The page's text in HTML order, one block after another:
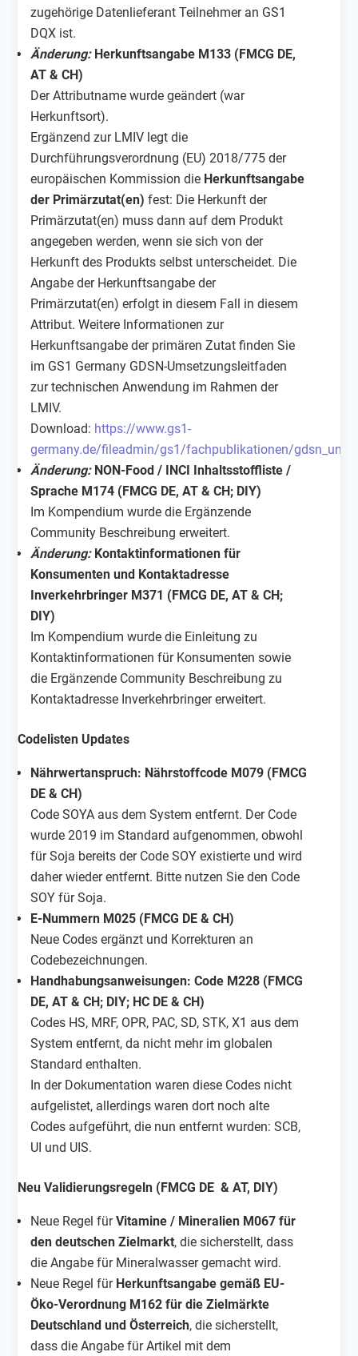
zugehörige Datenlieferant Teilnehmer an GS1
DQX ist.
Änderung:Herkunftsangabe M133 (FMCG DE,
AT & CH)
Der Attributname wurde geändert (war
Herkunftsort).
Ergänzend zur LMIV legt die
Durchführungsverordnung (EU) 2018/775 der
europäischen Kommission die Herkunftsangabe
der Primärzutat(en) fest: Die Herkunft der
Primärzutat(en) muss dann auf dem Produkt
angegeben werden, wenn sie sich von der
Herkunft des Produkts selbst unterscheidet. Die
Angabe der Herkunftsangabe der
Primärzutat(en) erfolgt in diesem Fall in diesem
Attribut. Weitere Informationen zur
Herkunftsangabe der primären Zutat finden Sie
im GS1 Germany GDSN-Umsetzungsleitfaden
zur technischen Anwendung im Rahmen der
LMIV.
Download: https://www.gs1-
germany.de/fileadmin/gs1/fachpublikationen/
Änderung:NON-Food / INCI Inhaltsstoffliste /
Sprache M174 (FMCG DE, AT & CH; DIY)
Im Kompendium wurde die Ergänzende
Community Beschreibung erweitert.
Änderung:Kontaktinformationen für
Konsumenten und Kontaktadresse
Inverkehrbringer M371 (FMCG DE, AT & CH;
DIY)
Im Kompendium wurde die Einleitung zu
Kontaktinformationen für Konsumenten sowie
die Ergänzende Community Beschreibung zu
Kontaktadresse Inverkehrbringer erweitert.
Codelisten Updates
Nährwertanspruch: Nährstoffcode M079 (FMCG
DE & CH)
Code SOYA aus dem System entfernt. Der Code
wurde 2019 im Standard aufgenommen, obwohl
für Soja bereits der Code SOY existierte und wird
daher wieder entfernt. Bitte nutzen Sie den Code
SOY für Soja.
E-Nummern M025 (FMCG DE & CH)
Neue Codes ergänzt und Korrekturen an
Codebezeichnungen.
Handhabungsanweisungen: Code M228 (FMCG
DE, AT & CH; DIY; HC DE & CH)
Codes HS, MRF, OPR, PAC, SD, STK, X1 aus dem
System entfernt, da nicht mehr im globalen
Standard enthalten.
In der Dokumentation waren diese Codes nicht
aufgelistet, allerdings waren dort noch alte
Codes aufgeführt, die nun entfernt wurden: SCB,
UI und UIS.
Neu Validierungsregeln (FMCG DE & AT, DIY)
Neue Regel fürVitamine / Mineralien M067 für
den deutschen Zielmarkt, die sicherstellt, dass
die Angabe für Mineralwasser gemacht wird.
Neue Regel für Herkunftsangabe gemäß EU-
Öko-Verordnung M162 für die Zielmärkte
Deutschland und Österreich, die sicherstellt,
dass die Angabe für Artikel mit dem